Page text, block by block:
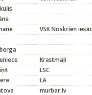
VSK Noskrien
Krastmaļi
LSC
LA
murbar.lv